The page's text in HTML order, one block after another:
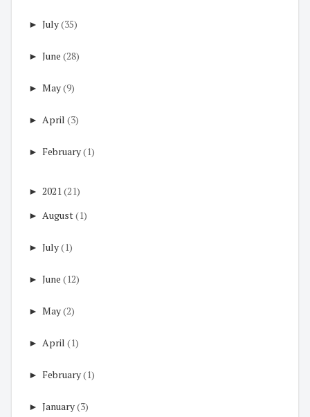
► July(35)
► June (28)
► May(9)
► April (3)
► February(1)
► 2021 (21)
► August(1)
► July(1)
► June (12)
► May(2)
► April (1)
► February(1)
► January(3)